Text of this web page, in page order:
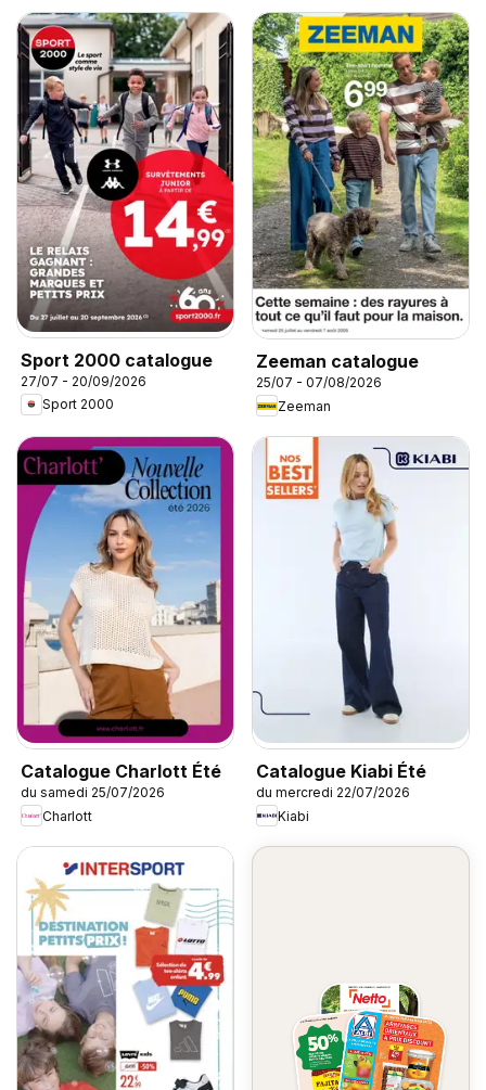
Sport 2000 catalogue
27/07 - 20/09/2026
Sport 2000
Zeeman catalogue
25/07 - 07/08/2026
Zeeman
Catalogue Charlott Été
du samedi 25/07/2026
Charlott
Catalogue Kiabi Été
du mercredi 22/07/2026
Kiabi